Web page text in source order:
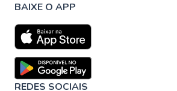
BAIXE O APP
REDES SOCIAIS